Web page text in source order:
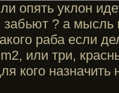
опять уклон
забьют ? а мысль
раба если
или три,
кого